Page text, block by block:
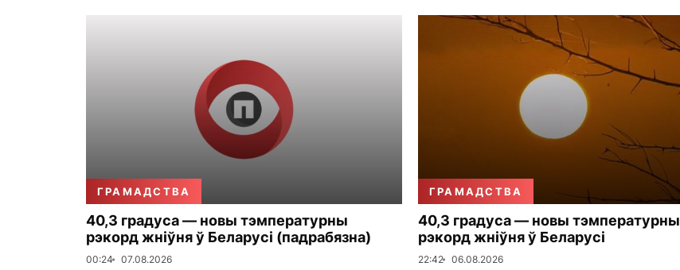
ГРАМАДСТВА
40,3 градуса — новы тэмпературны
рэкорд жніўня ў Беларусі (падрабязна)
00:24 07.08.2026
ГРАМАДСТВА
40,3 градуса — новы тэмпературны
рэкорд жніўня ў Беларусі
22:42 06.08.2026